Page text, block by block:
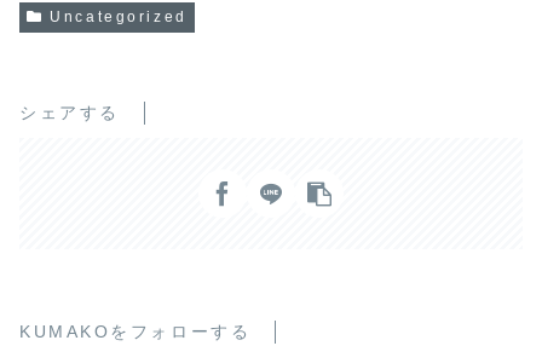
Uncategorized
シェアする
KUMAKOをフォローする